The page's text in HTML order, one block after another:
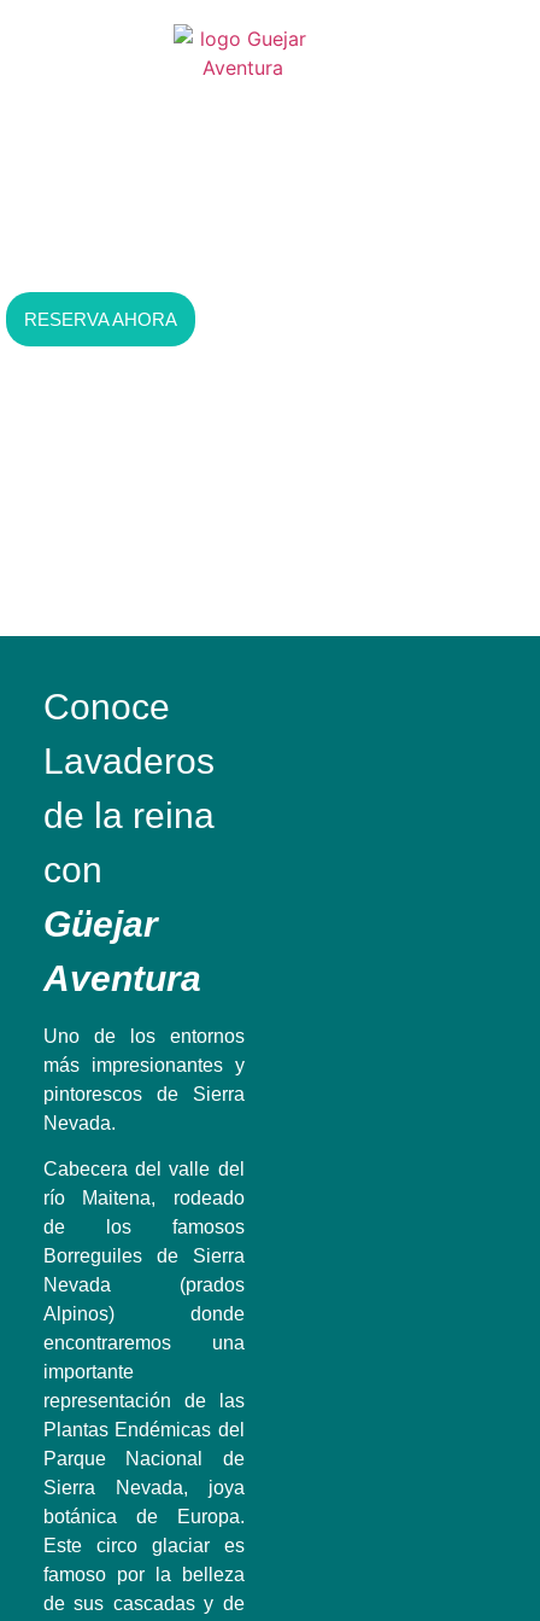
RESERVA AHORA
Conoce
Lavaderos
de la reina
con
Güejar
Aventura
Uno de los entornos
más impresionantes y
pintorescos de Sierra
Nevada.
Cabecera del valle del
río Maitena, rodeado
de los famosos
Borreguiles de Sierra
Nevada (prados
Alpinos) donde
encontraremos una
importante
representación de las
Plantas Endémicas del
Parque Nacional de
Sierra Nevada, joya
botánica de Europa.
Este circo glaciar es
famoso por la belleza
de sus cascadas y de